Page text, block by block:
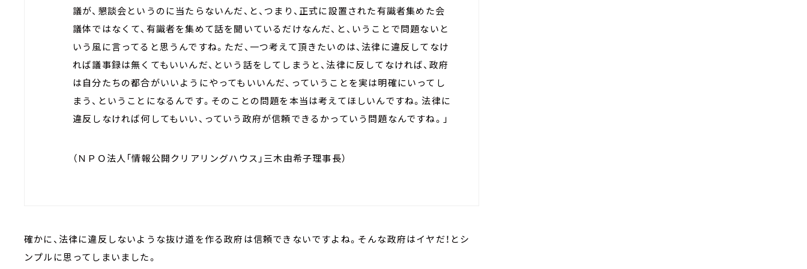
議が、懇談会というのに当たらないんだ、と、つまり、正式に設置された有識者集めた会
議体ではなくて、有識者を集めて話を聞いているだけなんだ、と、いうことで問題ないと
いう風に言ってると思うんですね。ただ、一つ考えて頂きたいのは、法律に違反してなけ
れば議事録は無くてもいいんだ、という話をしてしまうと、法律に反してなければ、政府
は自分たちの都合がいいようにやってもいいんだ、っていうことを実は明確にいってし
まう、ということになるんです。そのことの問題を本当は考えてほしいんですね。法律に
違反しなければ何してもいい、っていう政府が信頼できるかっていう問題なんですね。」
（ＮＰＯ法人「情報公開クリアリングハウス」三木由希子理事長）
確かに、法律に違反しないような抜け道を作る政府は信頼できないですよね。そんな政府はイヤだ！とシ
ンプルに思ってしまいました。